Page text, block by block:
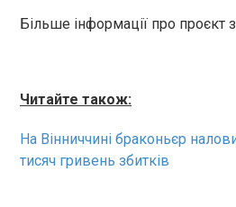
Більше інформації про проєкт
Читайте також:
На Вінниччині браконьєр
тисяч гривень збитків